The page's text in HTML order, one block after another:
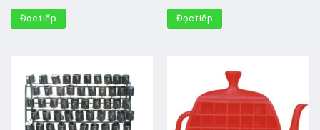
Đọc tiếp Đọc tiếp